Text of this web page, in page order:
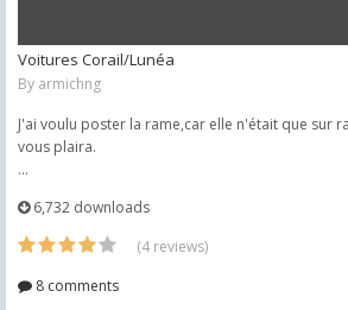
Voitures Corail/Lunéa
By armichng
J'ai voulu poster la rame,car elle n'était que sur
vous plaira.
...
6,732 downloads
(4 reviews)
8 comments